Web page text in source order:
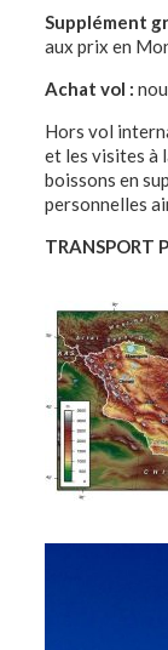
Supplément
aux prix en
Achat vol :
Hors vol
et les visites à
boissons en
personnelles
TRANSPORT